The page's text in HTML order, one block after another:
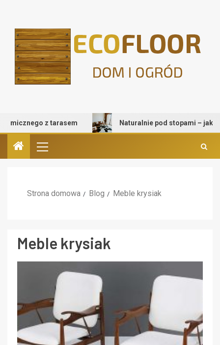
z tarasem Naturalnie pod stopami – jak
Strona domowa Blog Meble krysiak
Meble krysiak